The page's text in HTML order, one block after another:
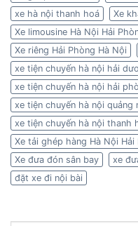
xe hà nội thanh hoá
Xe
Xe limousine Hà Nội Hải
Xe riêng Hải Phòng Hà Nội
xe tiện chuyến hà nội hải
xe tiện chuyến hà nội hải
xe tiện chuyến hà nội quảng
xe tiện chuyến hà nội thanh
Xe tải ghép hàng Hà Nội Hải
Xe đưa đón sân bay
xe
đặt xe đi nội bài